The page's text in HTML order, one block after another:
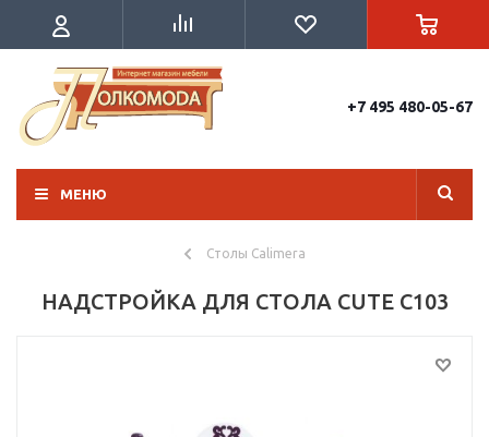
+7 495 480-05-67
МЕНЮ
Столы Calimera
НАДСТРОЙКА ДЛЯ СТОЛА CUTE C103